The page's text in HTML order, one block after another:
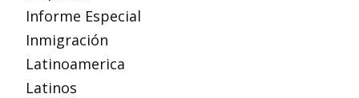
Informe Especial
Inmigración
Latinoamerica
Latinos